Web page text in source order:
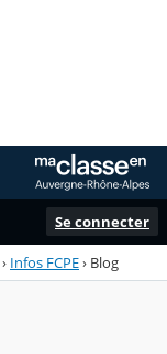
Se connecter
› Infos FCPE› Blog